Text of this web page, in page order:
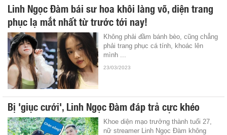
Linh Ngọc Đàm bái sư hoa khôi làng võ, diện trang
phục lạ mắt nhất từ trước tới nay!
Không phải đầm bánh bèo, cũng chẳng
phải trang phục cá tính, khoác lên
mình ...
23/03/2023
Bị 'giục cưới', Linh Ngọc Đàm đáp trả cực khéo
Khoe diện mạo trưởng thành tuổi 27,
nữ streamer Linh Ngọc Đàm không